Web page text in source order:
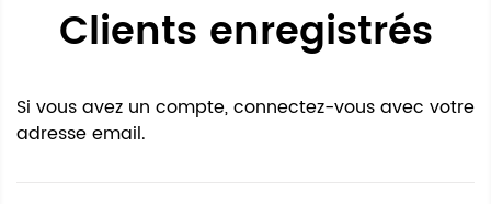
Clients enregistrés
Si vous avez un compte, connectez-vous avec votre
adresse email.